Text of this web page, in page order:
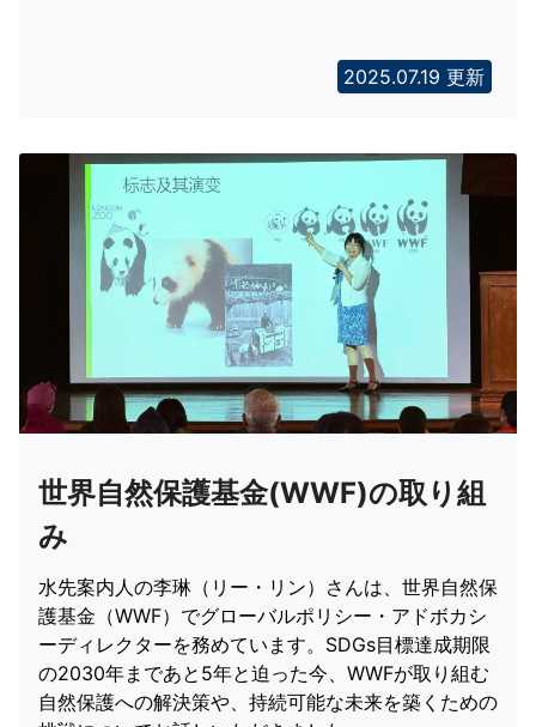
2025.07.19 更新
世界自然保護基金(WWF)の取り組
み
水先案内人の李琳（リー・リン）さんは、世界自然保
護基金（WWF）でグローバルポリシー・アドボカシ
ーディレクターを務めています。SDGs目標達成期限
の2030年まであと5年と迫った今、WWFが取り組む
自然保護への解決策や、持続可能な未来を築くための